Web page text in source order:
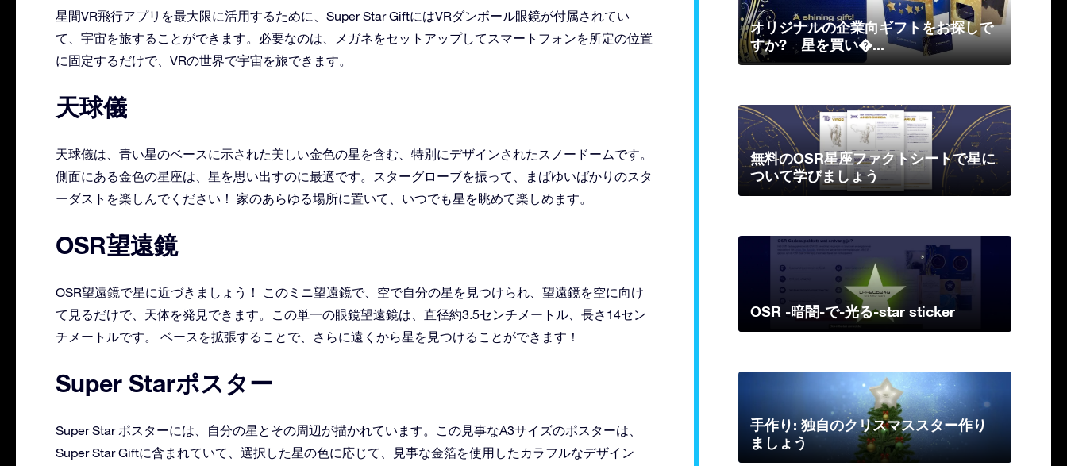
星間VR飛行アプリを最大限に活用するために、Super Star GiftにはVRダンボール眼鏡が付属されてい
て、宇宙を旅することができます。必要なのは、メガネをセットアップしてスマートフォンを所定の位置
に固定するだけで、VRの世界で宇宙を旅できます。
天球儀
天球儀は、青い星のベースに示された美しい金色の星を含む、特別にデザインされたスノードームです。
側面にある金色の星座は、星を思い出すのに最適です。スターグローブを振って、まばゆいばかりのスタ
ーダストを楽しんでください！ 家のあらゆる場所に置いて、いつでも星を眺めて楽しめます。
OSR望遠鏡
OSR望遠鏡で星に近づきましょう！ このミニ望遠鏡で、空で自分の星を見つけられ、望遠鏡を空に向け
て見るだけで、天体を発見できます。この単一の眼鏡望遠鏡は、直径約3.5センチメートル、長さ14セン
チメートルです。 ベースを拡張することで、さらに遠くから星を見つけることができます！
Super Starポスター
Super Star ポスターには、自分の星とその周辺が描かれています。この見事なA3サイズのポスターは、
Super Star Giftに含まれていて、選択した星の色に応じて、見事な金箔を使用したカラフルなデザイン
オリジナルの企業向ギフトをお探しで
すか? 星を買い�...
無料のOSR星座ファクトシートで星に
ついて学びましょう
OSR -暗闇-で-光る-star sticker
手作り: 独自のクリスマススター作り
ましょう